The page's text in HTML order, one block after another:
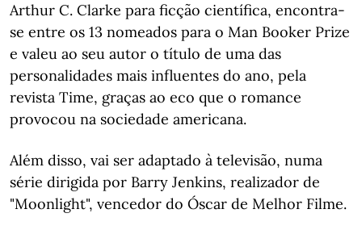
Arthur C. Clarke para ficção científica, encontra-
se entre os 13 nomeados para o Man Booker Prize
e valeu ao seu autor o título de uma das
personalidades mais influentes do ano, pela
revista Time, graças ao eco que o romance
provocou na sociedade americana.
Além disso, vai ser adaptado à televisão, numa
série dirigida por Barry Jenkins, realizador de
"Moonlight", vencedor do Óscar de Melhor Filme.